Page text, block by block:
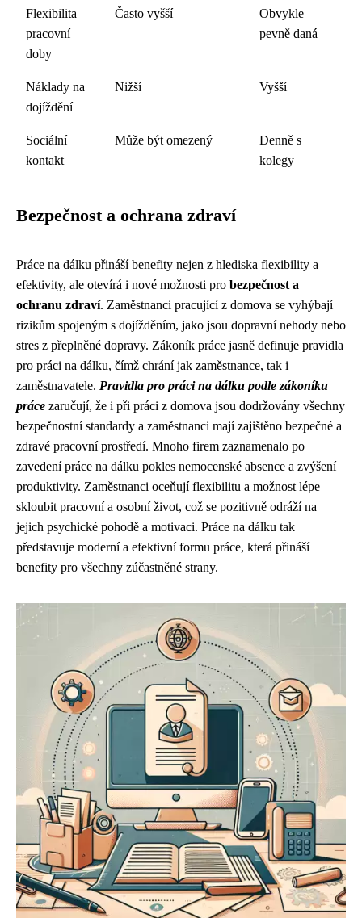
Flexibilita
pracovní
doby
Často vyšší
Obvykle
pevně daná
Náklady na
dojíždění
Nižší Vyšší
Sociální
kontakt
Může být omezený
Denně s
kolegy
Bezpečnost a ochrana zdraví
Práce na dálku přináší benefity nejen z hlediska flexibility a
efektivity, ale otevírá i nové možnosti pro bezpečnost a
ochranu zdraví. Zaměstnanci pracující z domova se vyhýbají
rizikům spojeným s dojížděním, jako jsou dopravní nehody nebo
stres z přeplněné dopravy. Zákoník práce jasně definuje pravidla
pro práci na dálku, čímž chrání jak zaměstnance, tak i
zaměstnavatele. Pravidla pro práci na dálku podle zákoníku
práce zaručují, že i při práci z domova jsou dodržovány všechny
bezpečnostní standardy a zaměstnanci mají zajištěno bezpečné a
zdravé pracovní prostředí. Mnoho firem zaznamenalo po
zavedení práce na dálku pokles nemocenské absence a zvýšení
produktivity. Zaměstnanci oceňují flexibilitu a možnost lépe
skloubit pracovní a osobní život, což se pozitivně odráží na
jejich psychické pohodě a motivaci. Práce na dálku tak
představuje moderní a efektivní formu práce, která přináší
benefity pro všechny zúčastněné strany.